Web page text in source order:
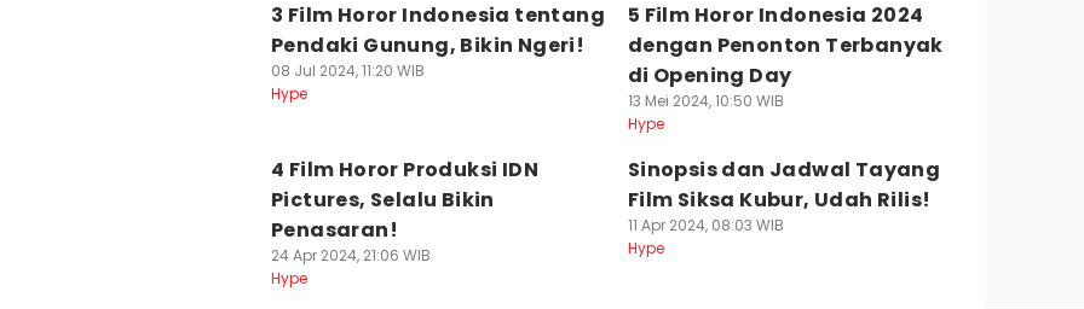
3 Film Horor Indonesia tentang
Pendaki Gunung, Bikin Ngeri!
08 Jul 2024, 11:20 WIB
Hype
5 Film Horor Indonesia 2024
dengan Penonton Terbanyak
di Opening Day
13 Mei 2024, 10:50 WIB
Hype
4 Film Horor Produksi IDN
Pictures, Selalu Bikin
Penasaran!
24 Apr 2024, 21:06 WIB
Hype
Sinopsis dan Jadwal Tayang
Film Siksa Kubur, Udah Rilis!
11 Apr 2024, 08:03 WIB
Hype